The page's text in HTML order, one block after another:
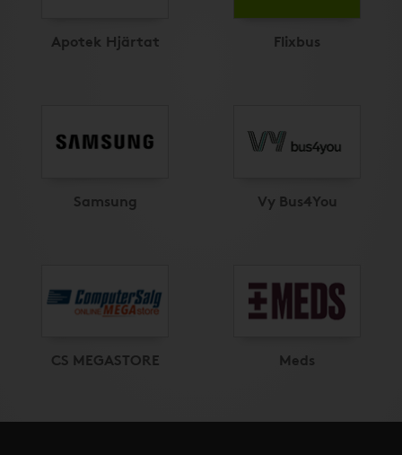
Apotek Hjärtat Flixbus
Samsung Vy Bus4You
CS MEGASTORE Meds